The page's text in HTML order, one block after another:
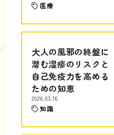
医療
大人の風邪の終盤に
潜む湿疹のリスクと
自己免疫力を高める
ための知恵
2026.03.16
知識